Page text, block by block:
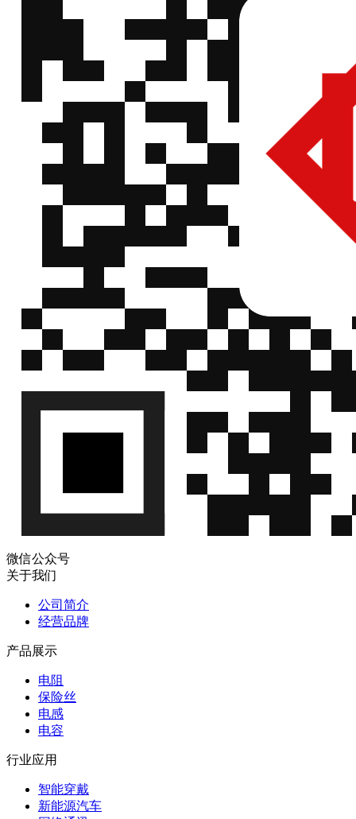
微信公众号
关于我们
公司简介
经营品牌
产品展示
电阻
保险丝
电感
电容
行业应用
智能穿戴
新能源汽车